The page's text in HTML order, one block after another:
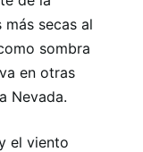
secas al
sombra
en otras
Nevada.
el viento